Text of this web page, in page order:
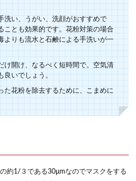
洗い、うがい、洗顔がおすすめで
ことも効果的です。花粉対策の場合
よりも流水と石鹸による手洗いが一
け開け、なるべく短時間で。空気清
良いでしょう。
た花粉を除去するために、こまめに
約1/３である30μmなのでマスクをする